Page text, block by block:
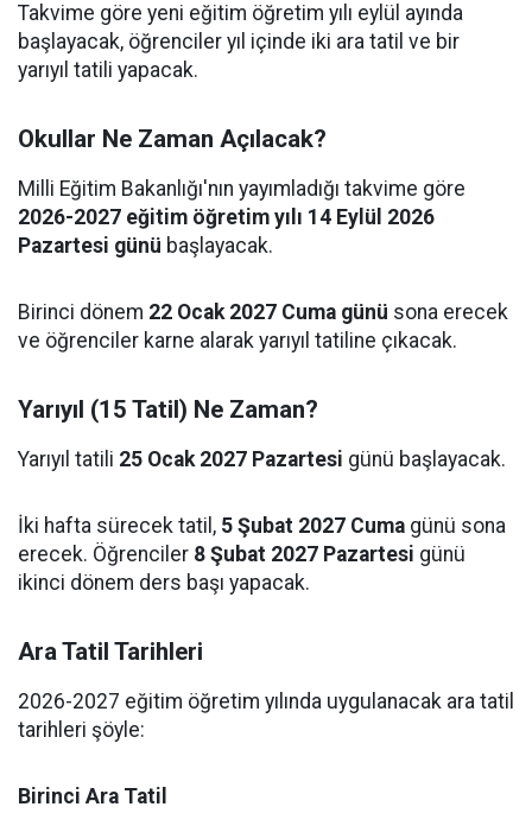
Takvime göre yeni eğitim öğretim yılı eylül ayında
başlayacak, öğrenciler yıl içinde iki ara tatil ve bir
yarıyıl tatili yapacak.
Okullar Ne Zaman Açılacak?
Milli Eğitim Bakanlığı'nın yayımladığı takvime göre
2026-2027 eğitim öğretim yılı 14 Eylül 2026
Pazartesi günü başlayacak.
Birinci dönem 22 Ocak 2027 Cuma günü sona erecek
ve öğrenciler karne alarak yarıyıl tatiline çıkacak.
Yarıyıl (15 Tatil) Ne Zaman?
Yarıyıl tatili 25 Ocak 2027 Pazartesi günü başlayacak.
İki hafta sürecek tatil, 5 Şubat 2027 Cuma günü sona
erecek. Öğrenciler 8 Şubat 2027 Pazartesi günü
ikinci dönem ders başı yapacak.
Ara Tatil Tarihleri
2026-2027 eğitim öğretim yılında uygulanacak ara tatil
tarihleri şöyle:
Birinci Ara Tatil